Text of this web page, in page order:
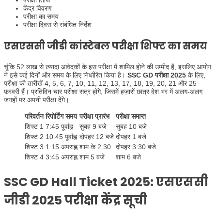
केंद्र विवरण
परीक्षा का समय
परीक्षा दिवस से संबंधित निर्देश
एसएससी जीडी कांस्टेबल परीक्षा शिफ्ट का समय
चूंकि 52 लाख से ज़्यादा आवेदकों के इस परीक्षा में शामिल होने की उम्मीद है, इसलिए आयोग
ने इसे कई दिनों और समय के लिए निर्धारित किया है। SSC GD परीक्षा 2025 के लिए,
परीक्षा की तारीखें 4, 5, 6, 7, 10, 11, 12, 13, 17, 18, 19, 20, 21 और 25
फ़रवरी हैं। प्रतिदिन चार परीक्षा सत्र होंगे, जिसमें हज़ारों छात्र देश भर में अलग-अलग
जगहों पर अपनी परीक्षा देंगे।
परिवर्तन रिपोर्टिंग समय परीक्षा प्रारंभ
परीक्षा समाप्त
शिफ्ट 1 7:45 पूर्वाह्न सुबह 9 बजे
सुबह 10 बजे
शिफ्ट 2 10:45 पूर्वाह्न दोपहर 12 बजे दोपहर 1 बजे
शिफ्ट 3 1:15 अपराह्न शाम के 2:30
दोपहर 3:30 बजे
शिफ्ट 4 3:45 अपराह्न शाम 5 बजे शाम 6 बजे
SSC GD Hall Ticket 2025:एसएससी
जीडी 2025 परीक्षा केंद्र सूची